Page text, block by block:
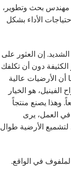
مهندس بحث وتطوير،
الأداء بشكل
إن العثور على
دون أن تكلفك
أن الأرضيات عالية
هو الخيار
وهذا يصنع منتجاً
في العمل، يرى
لتشميع الأرضية طوال
في الواقع.